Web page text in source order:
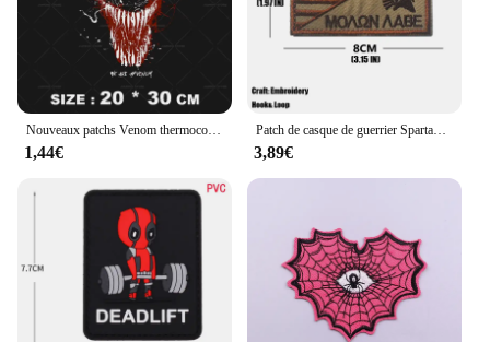
Nouveaux patchs Venom thermocollants pour vêtements, impression de films Cool Smile Hero, autocollant sur t-shirt, badge décoratif, applique lavable
1,44€
Patch de casque de guerrier Spartan Armor, Badge tactique brodé, autocollants sur vêtements avec crochet et boucle
3,89€